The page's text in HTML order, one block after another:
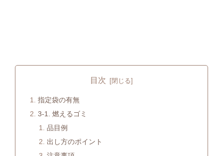
目次
指定袋の有無
3-1. 燃えるゴミ
品目例
出し方のポイント